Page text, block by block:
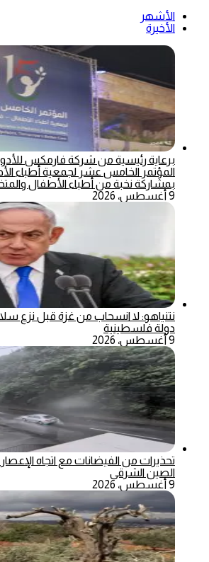
الأشهر
الأخيرة
برعاية رئيسية من شركة فارمكس
المؤتمر الخامس عشر لجمعية أطباء
بمشاركة نخبة من أطباء الأطفال
9 أغسطس، 2026
نتنياهو: لا انسحاب من غزة قبل نزع
دولة فلسطينية
9 أغسطس، 2026
تحذيرات من الفيضانات مع اتجاه
الصين الشرقي
9 أغسطس، 2026